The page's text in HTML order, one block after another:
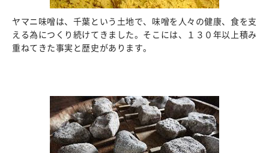
ヤマニ味噌は、千葉という土地で、味噌を人々の健康、食を支
える為につくり続けてきました。そこには、１３０年以上積み
重ねてきた事実と歴史があります。